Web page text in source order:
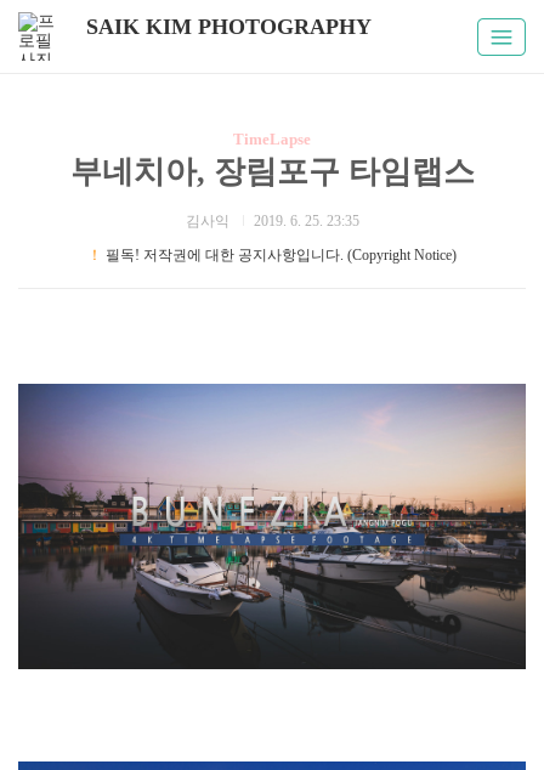
SAIK KIM PHOTOGRAPHY
TimeLapse
부네치아, 장림포구 타임랩스
김사익
2019. 6. 25. 23:35
！
필독! 저작권에 대한 공지사항입니다. (Copyright Notice)